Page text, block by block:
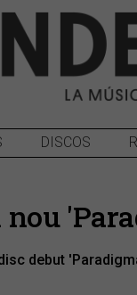
DISCOS
debut